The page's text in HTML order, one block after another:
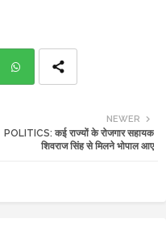
ats
NEWER
POLITICS: कई राज्यों के रोजगार सहायक
शिवराज सिंह से मिलने भोपाल आए